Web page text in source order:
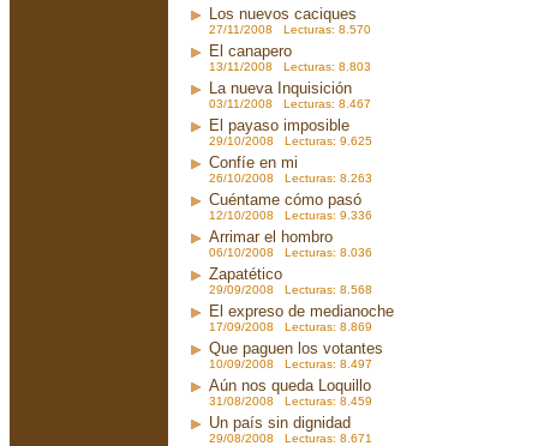
Los nuevos caciques
27/11/2008 Lecturas: 8.570
El canapero
13/11/2008 Lecturas: 8.803
La nueva Inquisición
03/11/2008 Lecturas: 8.467
El payaso imposible
29/10/2008 Lecturas: 9.625
Confíe en mi
26/10/2008 Lecturas: 8.263
Cuéntame cómo pasó
12/10/2008 Lecturas: 9.336
Arrimar el hombro
06/10/2008 Lecturas: 8.036
Zapatético
29/09/2008 Lecturas: 8.568
El expreso de medianoche
17/09/2008 Lecturas: 8.869
Que paguen los votantes
10/09/2008 Lecturas: 8.497
Aún nos queda Loquillo
31/08/2008 Lecturas: 8.459
Un país sin dignidad
29/08/2008 Lecturas: 8.671